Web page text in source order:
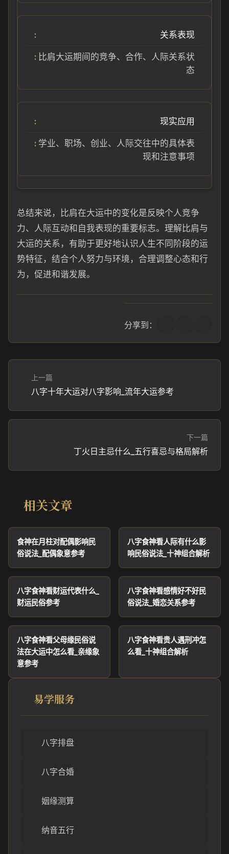
关系表现
比肩大运期间的竞争、合作、人际关系状
态
现实应用
学业、职场、创业、人际交往中的具体表
现和注意事项
总结来说，比肩在大运中的变化是反映个人竞争
力、人际互动和自我表现的重要标志。理解比肩与
大运的关系，有助于更好地认识人生不同阶段的运
势特征，结合个人努力与环境，合理调整心态和行
为，促进和谐发展。
分享到：
上一篇
八字十年大运对八字影响_流年大运参考
下一篇
丁火日主忌什么_五行喜忌与格局解析
相关文章
食神在月柱对配偶影响民
俗说法_配偶象意参考
八字食神看人际有什么影
响民俗说法_十神组合解析
八字食神看财运代表什么_
财运民俗参考
八字食神看感情好不好民
俗说法_婚恋关系参考
八字食神看父母缘民俗说
法在大运中怎么看_亲缘象
意参考
八字食神看贵人遇刑冲怎
么看_十神组合解析
易学服务
八字排盘
八字合婚
姻缘测算
纳音五行